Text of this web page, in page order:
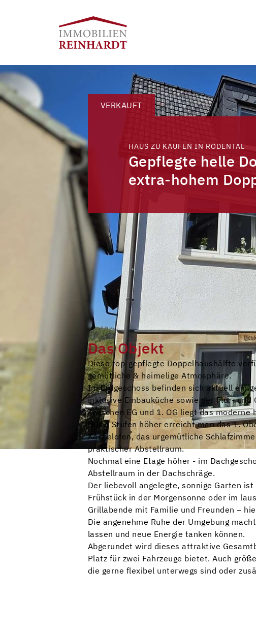
VERKAUFT
HAUS ZU KAUFEN IN RÖDENTAL
Gepflegte helle
extra-hohem
Das Objekt
Diese top-gepflegte Doppelhaushälfte
gemütliche & heimelige Atmosphäre.
Im Erdgeschoss befinden sich aktuell ein
inklusive Einbauküche sowie der Flur- und
Zwischen EG und 1. OG liegt das moderne
Nur 4 Stufen höher erreicht man das 1.
Kachelofen, das urgemütliche
praktischer Abstellraum.
Nochmal eine Etage höher - im
Abstellraum in der Dachschräge.
Der liebevoll angelegte, sonnige Garten
Frühstück in der Morgensonne oder im
Grillabende mit Familie und Freunden –
Die angenehme Ruhe der Umgebung
lassen und neue Energie tanken können.
Abgerundet wird dieses attraktive
Platz für zwei Fahrzeuge bietet. Auch
die gerne flexibel unterwegs sind oder